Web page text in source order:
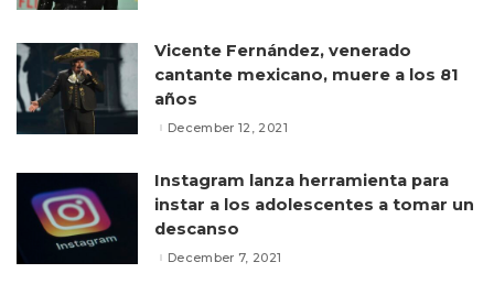
Vicente Fernández, venerado
cantante mexicano, muere a los 81
años
December 12, 2021
Instagram lanza herramienta para
instar a los adolescentes a tomar un
descanso
December 7, 2021